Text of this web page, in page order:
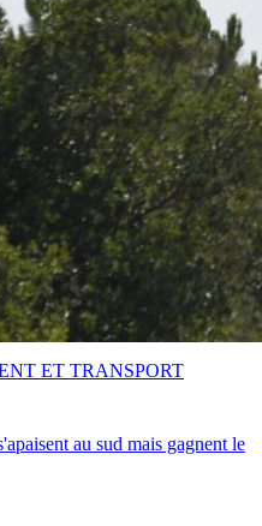
au sud mais gagnent le
ET TRANSPORT